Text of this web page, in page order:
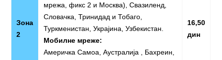
Зона
2
мрежа, фикс 2 и Москва), Свазиленд,
Словачка, Тринидад и Тобаго,
Туркменистан, Украјина, Узбекистан.
Мобилне мреже:
Америчка Самоа, Аустралија , Бахреин,
16,50
дин